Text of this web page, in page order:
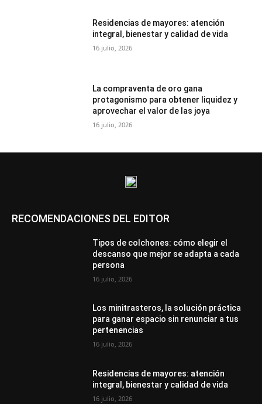
Residencias de mayores: atención
integral, bienestar y calidad de vida
16 julio, 2026
La compraventa de oro gana
protagonismo para obtener liquidez y
aprovechar el valor de las joya
16 julio, 2026
RECOMENDACIONES DEL EDITOR
Tipos de colchones: cómo elegir el
descanso que mejor se adapta a cada
persona
16 julio, 2026
Los minitrasteros, la solución práctica
para ganar espacio sin renunciar a tus
pertenencias
16 julio, 2026
Residencias de mayores: atención
integral, bienestar y calidad de vida
16 julio, 2026